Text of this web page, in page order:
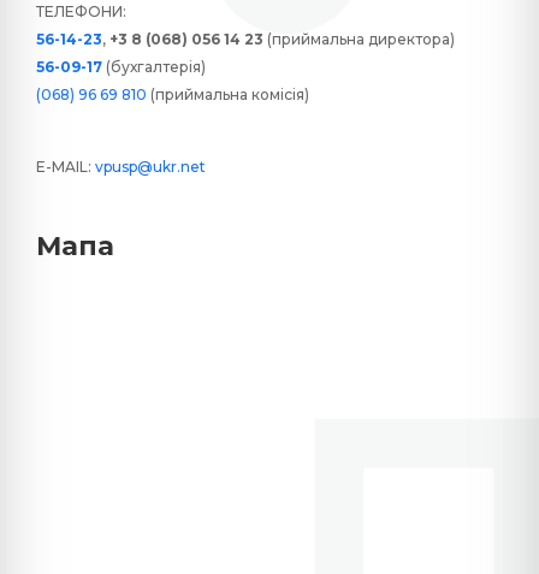
ТЕЛЕФОНИ:
56-14-23, +3 8 (068) 056 14 23 (приймальна директора)
56-09-17 (бухгалтерія)
(068) 96 69 810 (приймальна комісія)
E-MAIL: vpusp@ukr.net
Мапа